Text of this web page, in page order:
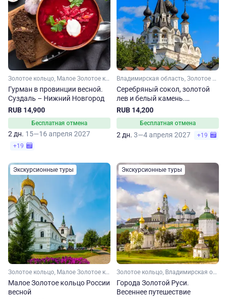
Золотое кольцо, Малое Золотое кольцо, Владимирская область, Нижегородская область
Гурман в провинции весной.
Суздаль – Нижний Новгород
RUB 14,900
Бесплатная отмена
2 дн. 15—16 апреля 2027
+19
Владимирская область, Золотое кольцо, Малое Золотое кольцо
Серебряный сокол, золотой
лев и белый камень.
Владимир – Суздаль – Муром
RUB 14,200
Бесплатная отмена
2 дн. 3—4 апреля 2027 +19
Экскурсионные туры
Золотое кольцо, Малое Золотое кольцо, Московская область, Владимирская область, Ярославская область, Костромская область, Ивановская область
Малое Золотое кольцо России
весной
Экскурсионные туры
Золотое кольцо, Владимирская область, Ивановская область, Костромская область, Ярославская область, Московская область, Малое Золотое кольцо
Города Золотой Руси.
Весеннее путешествие